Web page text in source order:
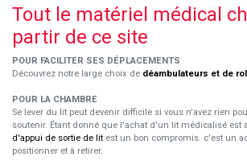
Tout le matériel médical
partir de ce site
POUR FACILITER SES DÉPLACEMENTS
Découvrez notre large choix de déambulateurs et de
POUR LA CHAMBRE
Se lever du lit peut devenir difficile si vous n'avez rien
soutenir. Étant donné que l'achat d'un lit médicalisé est
d'appui de sortie de lit est un bon compromis. c'est un
positionner et à retirer.